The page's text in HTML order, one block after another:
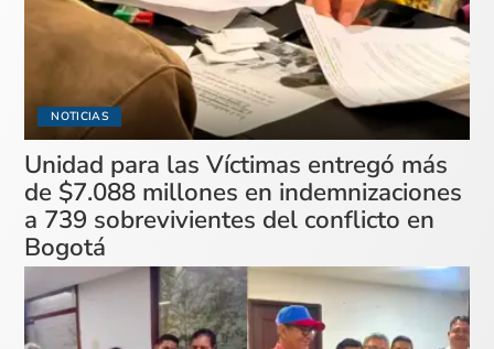
NOTICIAS
Unidad para las Víctimas entregó más
de $7.088 millones en indemnizaciones
a 739 sobrevivientes del conflicto en
Bogotá